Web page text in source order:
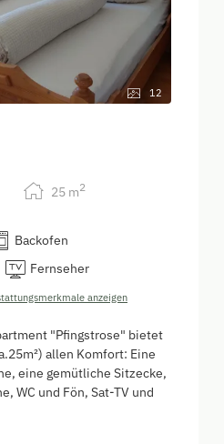
12
25 m2
Backofen
Fernseher
anzeigen
"Pfingstrose" bietet
allen Komfort: Eine
eine gemütliche Sitzecke,
WC und Fön, Sat-TV und